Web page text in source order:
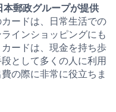
本郵政グループが提供
ードは、日常生活での
インショッピングにも
ードは、現金を持ち歩
として多くの人に利用
の際に非常に役立ちま